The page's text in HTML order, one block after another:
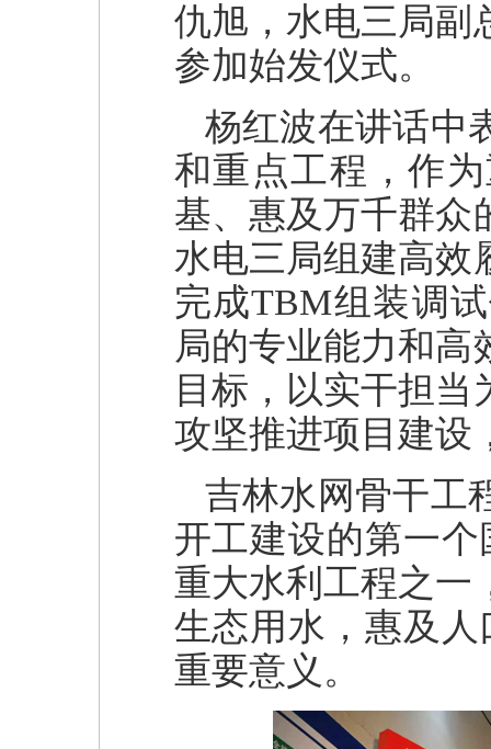
仇旭，水电三局副
参加始发仪式。
杨红波在讲话中
和重点工程，作
基、惠及万千群众
水电三局组建高效
完成TBM组装调
局的专业能力和高
目标，以实干担
攻坚推进项目建设
吉林水网骨干工
开工建设的第一
重大水利工程之一
生态用水，惠及
重要意义。